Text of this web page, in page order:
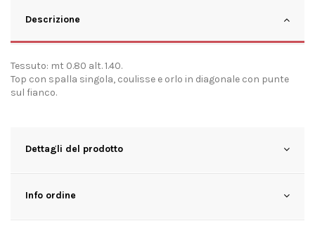
Descrizione
Tessuto: mt 0.80 alt. 1.40.
Top con spalla singola, coulisse e orlo in diagonale con punte
sul fianco.
Dettagli del prodotto
Info ordine